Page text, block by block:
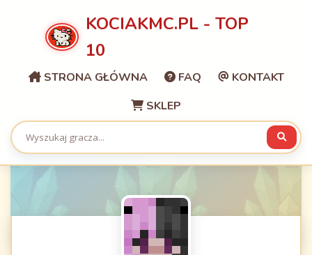
KOCIAKMC.PL - TOP
10
STRONA GŁÓWNA FAQ
KONTAKT
SKLEP